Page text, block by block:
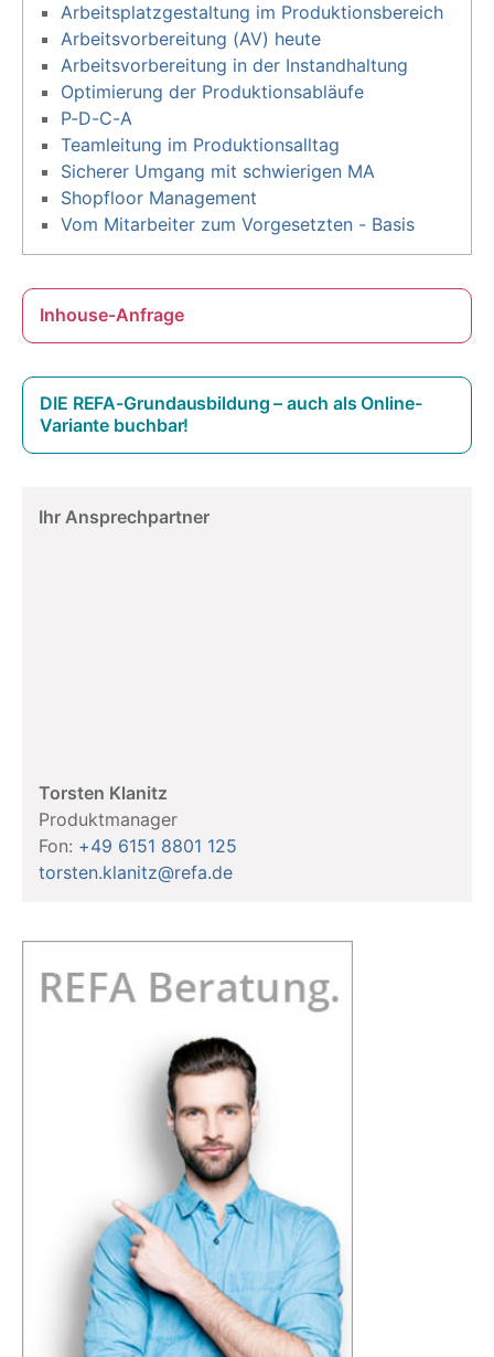
Arbeitsplatzgestaltung im Produktionsbereich
Arbeitsvorbereitung (AV) heute
Arbeitsvorbereitung in der Instandhaltung
Optimierung der Produktionsabläufe
P-D-C-A
Teamleitung im Produktionsalltag
Sicherer Umgang mit schwierigen MA
Shopfloor Management
Vom Mitarbeiter zum Vorgesetzten - Basis
Inhouse-Anfrage
DIE REFA-Grundausbildung – auch als Online-
Variante buchbar!
Ihr Ansprechpartner
Torsten Klanitz
Produktmanager
Fon: +49 6151 8801 125
torsten.klanitz@refa.de